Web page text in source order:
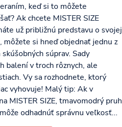
keď si to môžete
Ak chcete MISTER SIZE
už približnú predstavu o svojej
si hneď objednať jednu z
súprav. Sady
balení v troch rôznych, ale
Vy sa rozhodnete, ktorý
vyhovuje! Malý tip: Ak v
MISTER SIZE, tmavomodrý pruh
odhadnúť správnu veľkosť...